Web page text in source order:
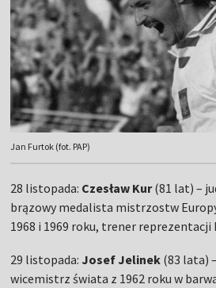
Jan Furtok (fot. PAP)
28 listopada: Czesław Kur(81 lat) –
brązowy medalista mistrzostw
1968 i 1969 roku, trener reprezentacji
29 listopada: Josef Jelinek (83 lata)
wicemistrz świata z 1962 roku w